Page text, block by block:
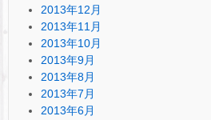
2013年12月
2013年11月
2013年10月
2013年9月
2013年8月
2013年7月
2013年6月